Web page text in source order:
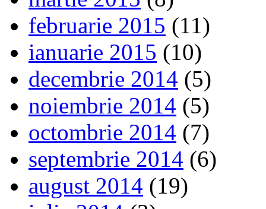
februarie 2015 (11)
ianuarie 2015 (10)
decembrie 2014 (5)
noiembrie 2014 (5)
octombrie 2014 (7)
septembrie 2014 (6)
august 2014 (19)